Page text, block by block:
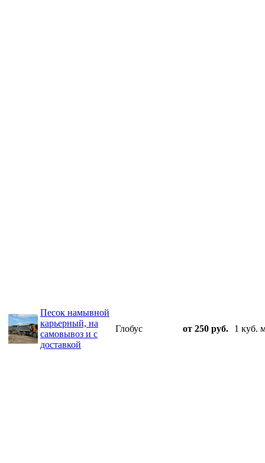
Песок намывной
карьерный, на
самовывоз и с
доставкой
Глобус от 250 руб. 1 куб.